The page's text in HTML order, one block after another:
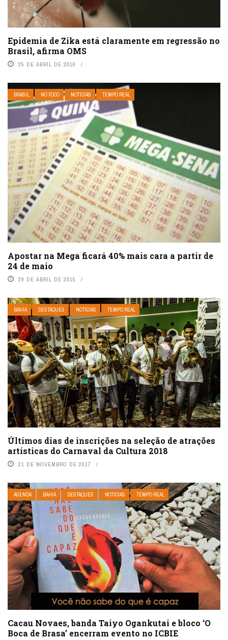
Epidemia de Zika está claramente em regressão no
Brasil, afirma OMS
25 DE ABRIL DE 2016
BRASIL NO FOCO NOTÍCIAS TEMPO REAL
Apostar na Mega ficará 40% mais cara a partir de
24 de maio
29 DE ABRIL DE 2015
BAHIA DESTAQUES NOTÍCIAS TEMPO REAL
Últimos dias de inscrições na seleção de atrações
artísticas do Carnaval da Cultura 2018
21 DE NOVEMBRO DE 2017
AGENDA BAHIA DESTAQUES NOTÍCIAS TEMPO REAL
Cacau Novaes, banda Taiyo Ogankutai e bloco ‘O
Boca de Brasa’ encerram evento no ICBIE